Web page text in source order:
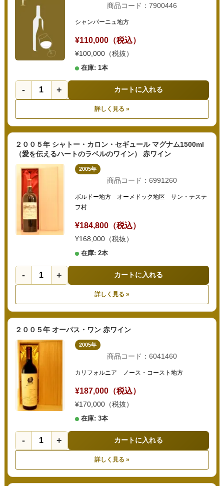
商品コード：7900446
シャンパーニュ地方
¥110,000（税込）
¥100,000（税抜）
在庫: 1本
- + カートに入れる
詳しく見る »
２００５年 シャトー・カロン・セギュール マグナム1500ml
（愛を伝えるハートのラベルのワイン） 赤ワイン
2005年
商品コード：6991260
ボルドー地方 オーメドック地区 サン・テステ
フ村
¥184,800（税込）
¥168,000（税抜）
在庫: 2本
- + カートに入れる
詳しく見る »
２００５年 オーパス・ワン 赤ワイン
2005年
商品コード：6041460
カリフォルニア ノース・コースト地方
¥187,000（税込）
¥170,000（税抜）
在庫: 3本
- + カートに入れる
詳しく見る »